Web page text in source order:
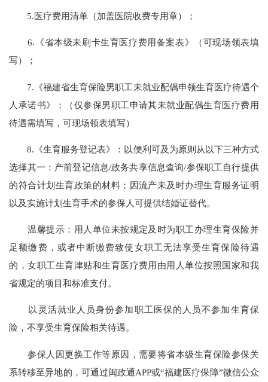
5.医疗费用清单（加盖医院收费专用章）；
6.《省本级未刷卡生育医疗费用备案表》（可现场领表填
写）；
7.《福建省生育保险男职工未就业配偶申领生育医疗待遇个
人承诺书》；（仅参保男职工申请其未就业配偶生育医疗费用
待遇需填写，可现场领表填写）
8.《生育服务登记表》：以便利可及为原则从以下三种方式
选择其一：产前登记信息/政务共享信息查询/参保职工自行提供
的符合计划生育政策的材料；因流产未及时办理生育服务证明
以及实施计划生育手术的参保人可提供结婚证替代。
温馨提示：用人单位未按规定及时为职工办理生育保险并
足额缴费，或者中断缴费致使女职工无法享受生育保险待遇
的，女职工生育津贴和生育医疗费用由用人单位按照国家和我
省规定的项目和标准支付。
以灵活就业人员身份参加职工医保的人员不参加生育保
险，不享受生育保险相关待遇。
参保人因更换工作等原因，需要将省本级生育保险参保关
系转移至异地的，可通过闽政通APP或“福建医疗保障”微信公众